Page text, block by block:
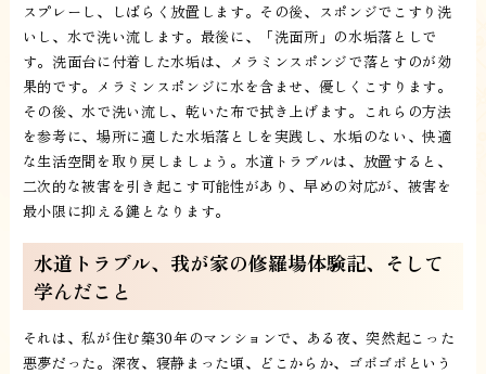
スプレーし、しばらく放置します。その後、スポンジでこすり洗
いし、水で洗い流します。最後に、「洗面所」の水垢落としで
す。洗面台に付着した水垢は、メラミンスポンジで落とすのが効
果的です。メラミンスポンジに水を含ませ、優しくこすります。
その後、水で洗い流し、乾いた布で拭き上げます。これらの方法
を参考に、場所に適した水垢落としを実践し、水垢のない、快適
な生活空間を取り戻しましょう。水道トラブルは、放置すると、
二次的な被害を引き起こす可能性があり、早めの対応が、被害を
最小限に抑える鍵となります。
水道トラブル、我が家の修羅場体験記、そして
学んだこと
それは、私が住む築30年のマンションで、ある夜、突然起こった
悪夢だった。深夜、寝静まった頃、どこからか、ゴボゴボという